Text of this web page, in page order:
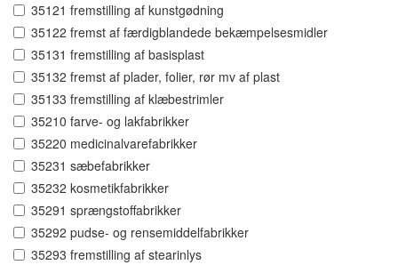
35121 fremstilling af kunstgødning
35122 fremst af færdigblandede bekæmpelsesmidler
35131 fremstilling af basisplast
35132 fremst af plader, folier, rør mv af plast
35133 fremstilling af klæbestrimler
35210 farve- og lakfabrikker
35220 medicinalvarefabrikker
35231 sæbefabrikker
35232 kosmetikfabrikker
35291 sprængstoffabrikker
35292 pudse- og rensemiddelfabrikker
35293 fremstilling af stearinlys